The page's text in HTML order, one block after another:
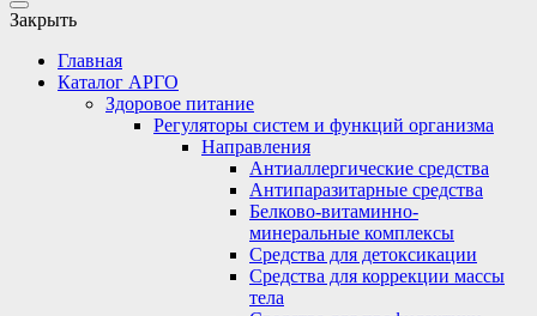
Закрыть
Главная
Каталог АРГО
Здоровое питание
Регуляторы систем и функций организма
Направления
Антиаллергические средства
Антипаразитарные средства
Белково-витаминно-
минеральные комплексы
Средства для детоксикации
Средства для коррекции массы
тела